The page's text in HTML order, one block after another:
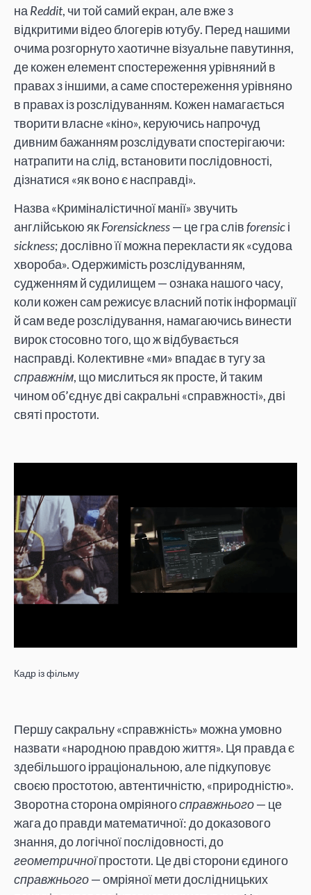
на Reddit, чи той самий екран, але вже з
відкритими відео блогерів ютубу. Перед нашими
очима розгорнуто хаотичне візуальне павутиння,
де кожен елемент спостереження урівняний в
правах з іншими, а саме спостереження урівняно
в правах із розслідуванням. Кожен намагається
творити власне «кіно», керуючись напрочуд
дивним бажанням розслідувати спостерігаючи:
натрапити на слід, встановити послідовності,
дізнатися «як воно є насправді».
Назва «Криміналістичної манії» звучить
англійською якForensickness— це гра слівforensicі
sickness; дослівно її можна перекласти як «судова
хвороба». Одержимість розслідуванням,
судженням й судилищем — ознака нашого часу,
коли кожен сам режисує власний потік інформації
й сам веде розслідування, намагаючись винести
вирок стосовно того, що ж відбувається
насправді. Колективне «ми» впадає в тугу за
справжнім, що мислиться як просте, й таким
чином об’єднує дві сакральні «справжності», дві
святі простоти.
Кадр із фільму
Першу сакральну «справжність» можна умовно
назвати «народною правдою життя». Ця правда є
здебільшого ірраціональною, але підкуповує
своєю простотою, автентичністю, «природністю».
Зворотна сторона омріяногосправжнього— це
жага до правди математичної: до доказового
знання, до логічної послідовності, до
геометричноїпростоти. Це дві сторони єдиного
справжнього— омріяної мети дослідницьких